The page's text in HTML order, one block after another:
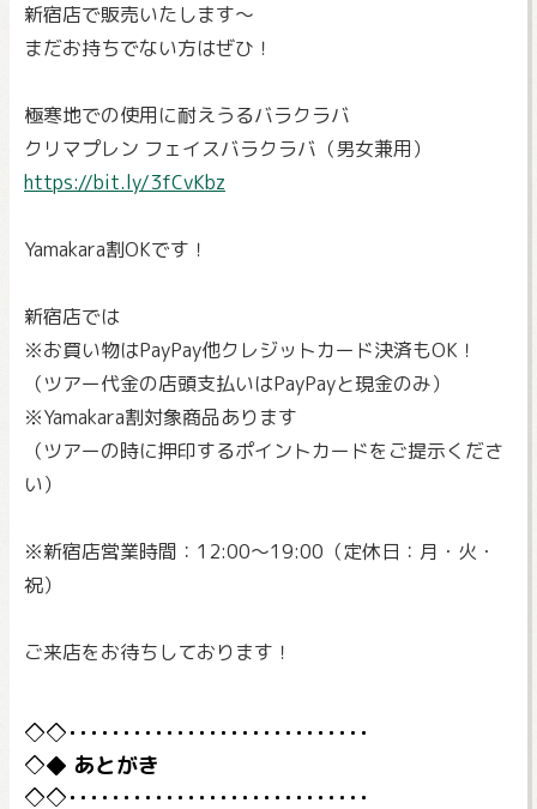
新宿店で販売いたします～
まだお持ちでない方はぜひ！
極寒地での使用に耐えうるバラクラバ
クリマプレン フェイスバラクラバ（男女兼用）
https://bit.ly/3fCvKbz
Yamakara割OKです！
新宿店では
※お買い物はPayPay他クレジットカード決済もOK！
（ツアー代金の店頭支払いはPayPayと現金のみ）
※Yamakara割対象商品あります
（ツアーの時に押印するポイントカードをご提示くださ
い）
※新宿店営業時間：12:00～19:00（定休日：月・火・
祝）
ご来店をお待ちしております！
あとがき